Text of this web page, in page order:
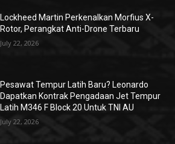
Lockheed Martin Perkenalkan Morfius X-
Rotor, Perangkat Anti-Drone Terbaru
July 22, 2026
Pesawat Tempur Latih Baru? Leonardo
Dapatkan Kontrak Pengadaan Jet Tempur
Latih M346 F Block 20 Untuk TNI AU
July 22, 2026